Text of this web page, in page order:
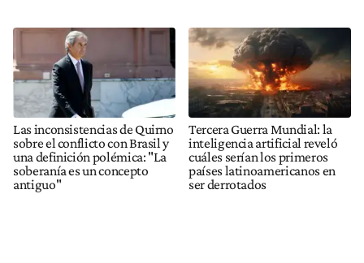
Las inconsistencias de Quirno
sobre el conflicto con Brasil y
una definición polémica: "La
soberanía es un concepto
antiguo"
Tercera Guerra Mundial: la
inteligencia artificial reveló
cuáles serían los primeros
países latinoamericanos en
ser derrotados